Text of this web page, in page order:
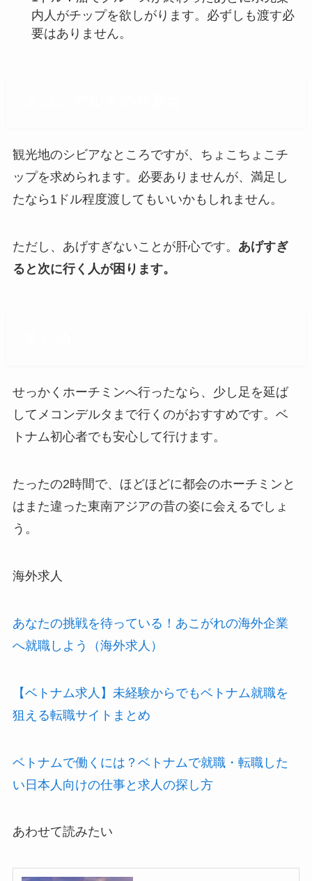
内人がチップを欲しがります。必ずしも渡す必
要はありません。
観光地のシビアなところですが、ちょこちょこチ
ップを求められます。必要ありませんが、満足し
たなら1ドル程度渡してもいいかもしれません。
ただし、あげすぎないことが肝心です。 あげすぎ
ると次に行く人が困ります。
せっかくホーチミンへ行ったなら、少し足を延ば
してメコンデルタまで行くのがおすすめです。ベ
トナム初心者でも安心して行けます。
たったの2時間で、ほどほどに都会のホーチミンと
はまた違った東南アジアの昔の姿に会えるでしょ
う。
海外求人
あなたの挑戦を待っている！あこがれの海外企業
へ就職しよう（海外求人）
【ベトナム求人】未経験からでもベトナム就職を
狙える転職サイトまとめ
ベトナムで働くには？ベトナムで就職・転職した
い日本人向けの仕事と求人の探し方
あわせて読みたい